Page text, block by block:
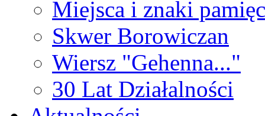
Miejsca i znaki
Skwer Borowiczan
Wiersz "Gehenna..."
30 Lat Działalności